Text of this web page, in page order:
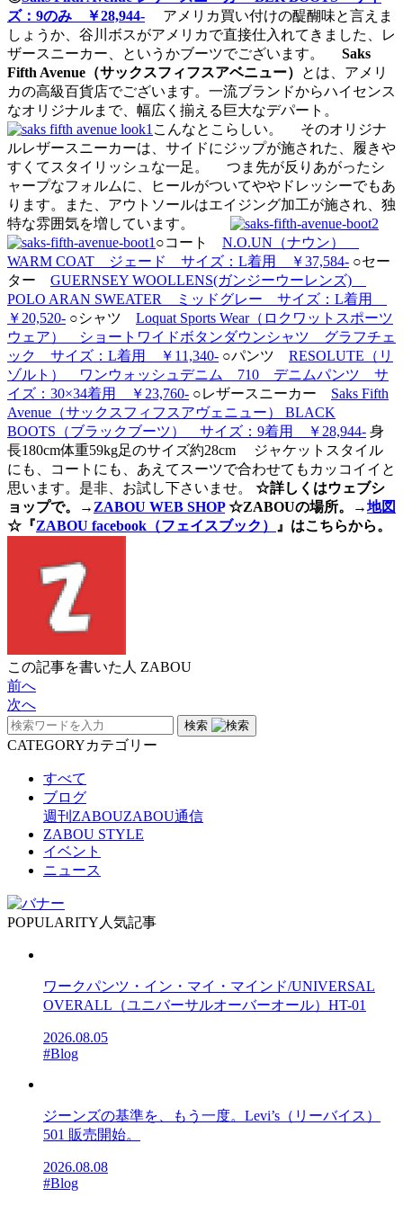
ズ：9のみ ￥28,944- アメリカ買い付けの醍醐味と言えま
しょうか、谷川ボスがアメリカで直接仕入れてきました、レ
ザースニーカー、というかブーツでございます。 Saks
Fifth Avenue（サックスフィフスアベニュー）
とは、アメリ
カの高級百貨店でございます。一流ブランドからハイセンス
なオリジナルまで、幅広く揃える巨大なデパート。
こんなとこらしい。 そのオリジナ
ルレザースニーカーは、サイドにジップが施された、履きや
すくてスタイリッシュな一足。 つま先が反りあがったシ
ャープなフォルムに、ヒールがついてややドレッシーでもあ
ります。また、アウトソールはエイジング加工が施され、独
特な雰囲気を増しています。
○コート N.O.UN（ナウン）
WARM COAT ジェード サイズ：L着用 ￥37,584- ○セー
ター GUERNSEY WOOLLENS(ガンジーウーレンズ)
POLO ARAN SWEATER ミッドグレー サイズ：L着用
￥20,520- ○シャツ Loquat Sports Wear（ロクワットスポーツ
ウェア） ショートワイドボタンダウンシャツ グラフチェ
ック サイズ：L着用 ￥11,340- ○パンツ RESOLUTE（リ
ゾルト） ワンウォッシュデニム 710 デニムパンツ サ
イズ：30×34着用 ￥23,760- ○レザースニーカー Saks Fifth
Avenue（サックスフィフスアヴェニュー） BLACK
BOOTS（ブラックブーツ） サイズ：9着用 ￥28,944- 身
長180cm体重59kg足のサイズ約28cm ジャケットスタイル
にも、コートにも、あえてスーツで合わせてもカッコイイと
思います。是非、お試し下さいませ。 ☆詳しくはウェブシ
ョップで。→ ZABOU WEB SHOP☆ZABOUの場所。→地図
☆『ZABOU facebook（フェイスブック） 』はこちらから。
この記事を書いた人 ZABOU
前へ
次へ
検索
CATEGORYカテゴリー
すべて
ブログ
週刊ZABOUZABOU通信
ZABOU STYLE
イベント
ニュース
POPULARITY 人気記事
ワークパンツ・イン・マイ・マインド/UNIVERSAL
OVERALL（ユニバーサルオーバーオール）HT-01
2026.08.05
#Blog
ジーンズの基準を、もう一度。Levi’s（リーバイス）
501 販売開始。
2026.08.08
#Blog